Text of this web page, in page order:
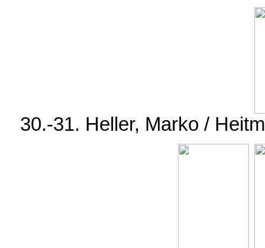
30.-31. Heller, Marko /